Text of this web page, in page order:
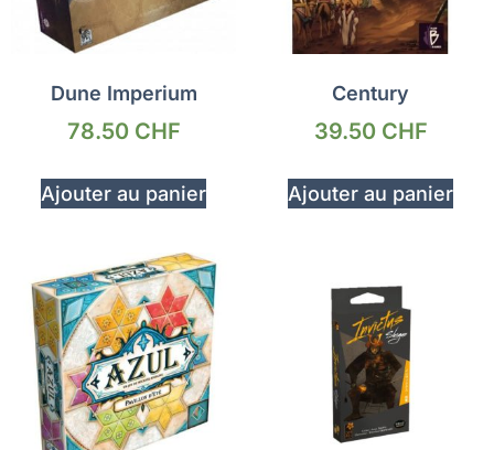
Dune Imperium
78.50 CHF
Ajouter au panier
Century
39.50 CHF
Ajouter au panier